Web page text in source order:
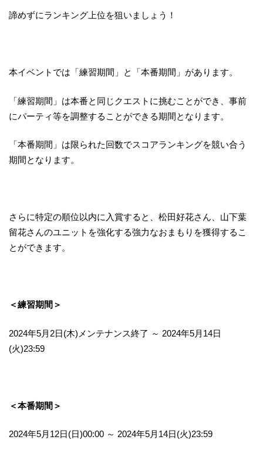
諦めずにランキング上位を狙いましょう！
本イベントでは「練習期間」と「本番期間」があります。
「練習期間」は本番と同じクエストに挑むことができ、事前
にパーティ等を調整することができる期間となります。
「本番期間」は限られた回数でスコアランキングを競い合う
期間となります。
さらに特定の順位以内に入賞すると、松田好花さん、山下葉
留花さんのユニットを強化する強力なおまもりを獲得するこ
とができます。
＜練習期間＞
2024年5月2日(木)メンテナンス終了 ～ 2024年5月14日
(火)23:59
＜本番期間＞
2024年5月12日(日)00:00 ～ 2024年5月14日(火)23:59